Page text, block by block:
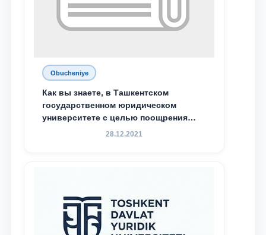
Obucheniye
Как вы знаете, в Ташкентском
государственном юридическом
университете с целью поощрения
талантливых, активных и
28.12.2021